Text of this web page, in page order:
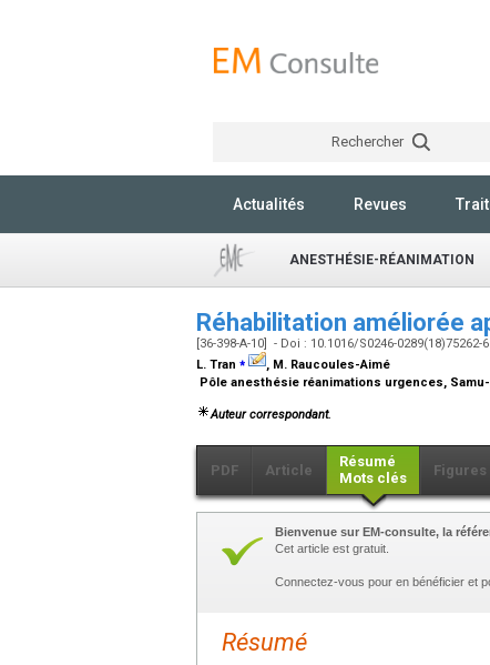
Rechercher
Actualités Revues
ANESTHÉSIE-RÉANIMATION
Réhabilitation améliorée
[36-398-A-10] - Doi : 10.1016/S0246-0289(18)75262-6
L. Tran ⁎
, M. Raucoules-Aimé
Pôle anesthésie réanimations urgences, Samu-
Auteur correspondant.
PDF Article
Résumé
Mots clés
Figures
Bienvenue sur EM-consulte, la
Cet article est gratuit.
Connectez-vous pour en bénéficier et
Résumé